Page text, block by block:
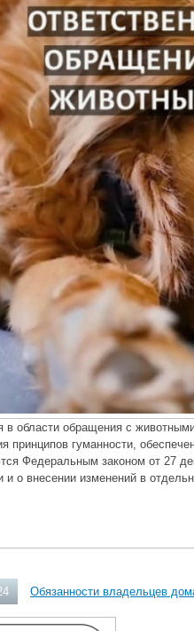
в области обращения с
принципов гуманности,
Федеральным законом от 27
и о внесении изменений в
Обязанности владельцев